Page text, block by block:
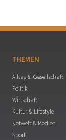
THEMEN
Alltag & Gesellschaft
Politik
Wirtschaft
Kultur & Lifestyle
Netwelt & Medien
Sport